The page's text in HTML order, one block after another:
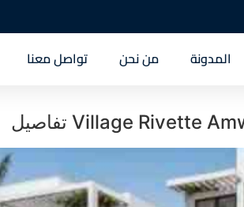
المدونة من نحن تواصل معنا